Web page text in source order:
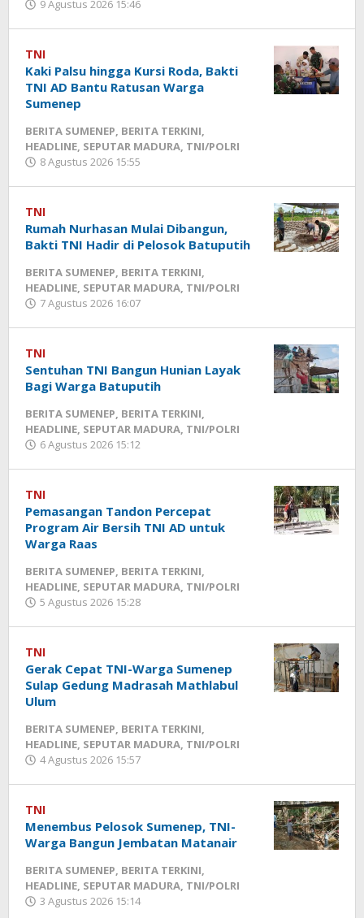
TNI/POLRI
Agustus
2026
15:30
oleh
Fikhesa
9 Agustus 2026 15:46
TNI
Kaki Palsu hingga Kursi Roda, Bakti
TNI AD Bantu Ratusan Warga
Sumenep
BERITA SUMENEP, BERITA TERKINI,
HEADLINE, SEPUTAR MADURA, TNI/POLRI
8 Agustus 2026 15:55
TNI
Rumah Nurhasan Mulai Dibangun,
Bakti TNI Hadir di Pelosok Batuputih
BERITA SUMENEP, BERITA TERKINI,
HEADLINE, SEPUTAR MADURA, TNI/POLRI
7 Agustus 2026 16:07
TNI
Sentuhan TNI Bangun Hunian Layak
Bagi Warga Batuputih
BERITA SUMENEP, BERITA TERKINI,
HEADLINE, SEPUTAR MADURA, TNI/POLRI
6 Agustus 2026 15:12
TNI
Pemasangan Tandon Percepat
Program Air Bersih TNI AD untuk
Warga Raas
BERITA SUMENEP, BERITA TERKINI,
HEADLINE, SEPUTAR MADURA, TNI/POLRI
5 Agustus 2026 15:28
TNI
Gerak Cepat TNI-Warga Sumenep
Sulap Gedung Madrasah Mathlabul
Ulum
BERITA SUMENEP, BERITA TERKINI,
HEADLINE, SEPUTAR MADURA, TNI/POLRI
4 Agustus 2026 15:57
TNI
Menembus Pelosok Sumenep, TNI-
Warga Bangun Jembatan Matanair
BERITA SUMENEP, BERITA TERKINI,
HEADLINE, SEPUTAR MADURA, TNI/POLRI
3 Agustus 2026 15:14